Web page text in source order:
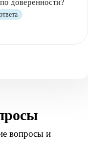
доверенности?
вопросы и